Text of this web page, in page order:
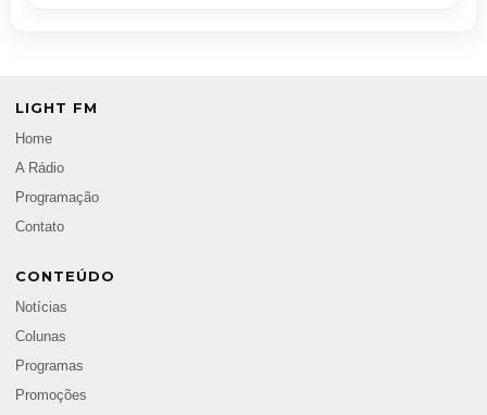
LIGHT FM
Home
A Rádio
Programação
Contato
CONTEÚDO
Notícias
Colunas
Programas
Promoções